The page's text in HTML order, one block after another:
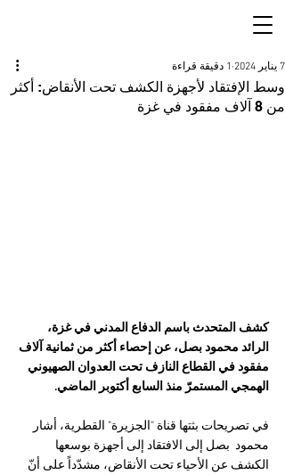
وسط الإفتقاد لأجهزة الكشف تحت الأنقاض: أكثر
من 8 آلاف مفقود في غزة
7 يناير 2024 1 دقيقة قراءة
كشف المتحدث باسم الدفاع المدني في غزة،
الرائد محمود بصل، عن إحصاء أكثر من ثمانية آلاف
مفقود في القطاع النازف تحت العدوان الصهيوني
الهمجي المستمرّ منذ السابع أكتوبر الماضي.
في تصريحات بثتها قناة "الجزيرة" القطرية، أشار
محمود  بصل إلى الافتقاد إلى أجهزة بوسعها
الكشف عن الأحياء تحت الأنقاض، مشدّداً على أنّ